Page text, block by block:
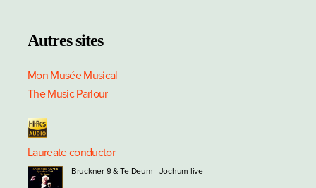
Autres sites
Mon Musée Musical
The Music Parlour
Laureate conductor
Bruckner 9 & Te Deum - Jochum live